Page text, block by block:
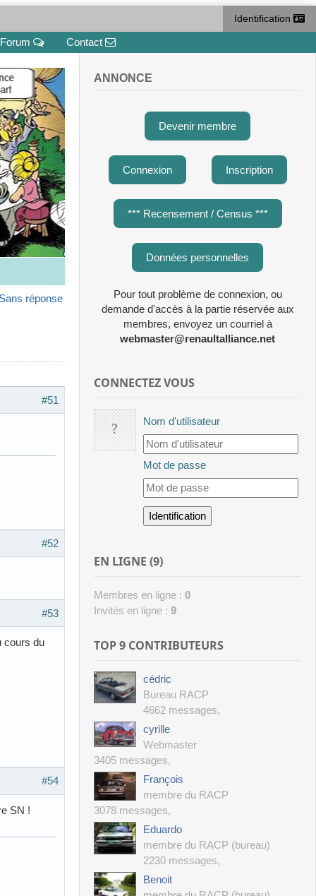
Identification
Forum Contact
réponse
#51
#52
#53
cours du
#54
SN !
ANNONCE
Devenir membre
Connexion Inscription
*** Recensement / Census ***
Données personnelles
Pour tout problème de connexion, ou
demande d'accès à la partie réservée aux
membres, envoyez un courriel à
webmaster@renaultalliance.net
CONNECTEZ VOUS
Nom d'utilisateur
Mot de passe
EN LIGNE (9)
Membres en ligne : 0
Invités en ligne : 9
TOP 9 CONTRIBUTEURS
cédric
Bureau RACP
4662 messages,
cyrille
Webmaster
3405 messages,
François
membre du RACP
3078 messages,
Eduardo
membre du RACP (bureau)
2230 messages,
Benoit